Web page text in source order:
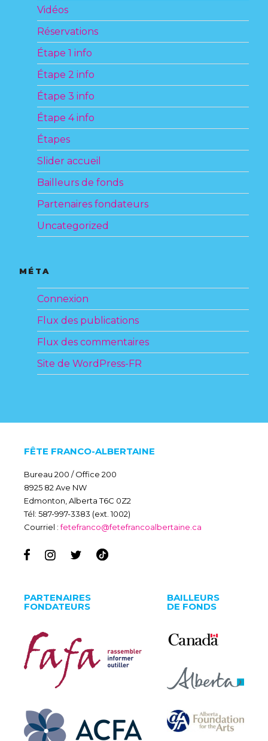
Vidéos
Réservations
Étape 1 info
Étape 2 info
Étape 3 info
Étape 4 info
Étapes
Slider accueil
Bailleurs de fonds
Partenaires fondateurs
Uncategorized
MÉTA
Connexion
Flux des publications
Flux des commentaires
Site de WordPress-FR
FÊTE FRANCO-ALBERTAINE
Bureau 200 / Office 200
8925 82 Ave NW
Edmonton, Alberta T6C 0Z2
Tél: 587-997-3383 (ext. 1002)
Courriel :fetefranco@fetefrancoalbertaine.ca
PARTENAIRES
FONDATEURS
BAILLEURS
DE FONDS